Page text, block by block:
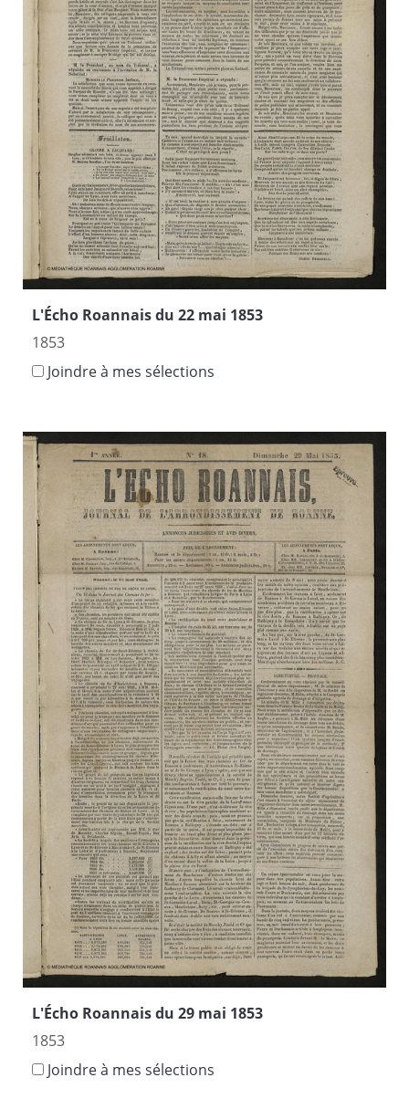
L'Écho Roannais du 22 mai 1853
1853
Joindre à mes sélections
L'Écho Roannais du 29 mai 1853
1853
Joindre à mes sélections